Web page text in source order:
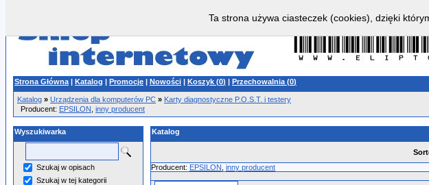
Strona Główna | Katalog | Promocje | Nowości | Koszyk (0) | Przechowalnia (0)
Katalog » Urządzenia dla komputerów PC » Karty diagnostyczne P.O.S.T. i testery
Producent: EPSILON inny producent
Wyszukiwarka
Szukaj w opisach
Szukaj w tej kategorii
Katalog
Producent: EPSILON inny producent
Ta strona używa ciasteczek (cookies), dzięki